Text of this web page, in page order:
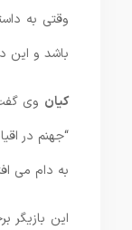
وقتی به
باشد و این
کیان وی
“جهنم در
به دام می
این بازیگر